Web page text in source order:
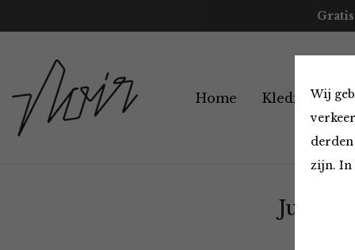
Wij
zijn. In
Home Kleding
Jurken